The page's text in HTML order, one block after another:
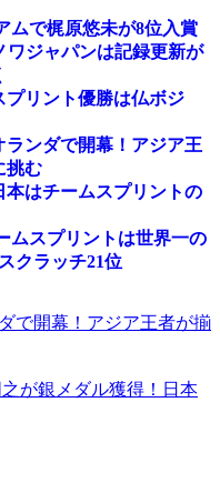
ムで梶原悠未が8位入賞
ワジャパンは記録更新が
リント優勝は仏ボジ
ランダで開幕！アジア王
挑む
本はチームスプリントの
ムスプリントは世界一の
クラッチ21位
で開幕！アジア王者が揃
が銀メダル獲得！日本